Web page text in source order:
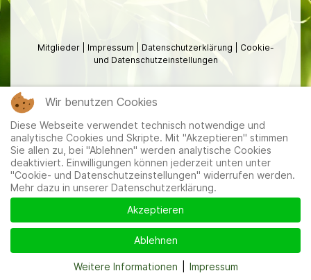
Mitglieder Impressum Datenschutzerklärung
Cookie-
und Datenschutzeinstellungen
Wir benutzen Cookies
Diese Webseite verwendet technisch notwendige und
analytische Cookies und Skripte. Mit "Akzeptieren" stimmen
Sie allen zu, bei "Ablehnen" werden analytische Cookies
deaktiviert. Einwilligungen können jederzeit unten unter
"Cookie- und Datenschutzeinstellungen" widerrufen werden.
Mehr dazu in unserer Datenschutzerklärung.
Akzeptieren
Ablehnen
Weitere Informationen Impressum